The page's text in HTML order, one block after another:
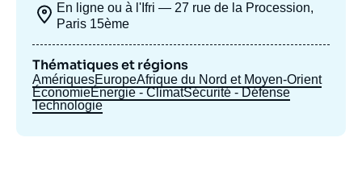
En ligne ou à l'Ifri — 27 rue de la Procession,
Paris 15ème
Thématiques et régions
AmériquesEuropeAfrique du Nord et Moyen-Orient
ÉconomieÉnergie - ClimatSécurité - Défense
Technologie